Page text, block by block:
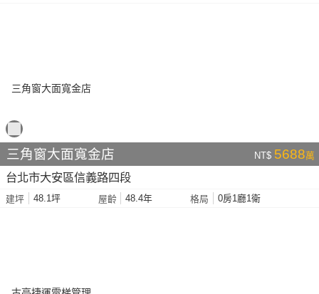
三角窗大面寬金店 NT$ 5688萬
台北市大安區信義路四段
建坪 48.1坪 屋齡 48.4年 格局 0房1廳1衛